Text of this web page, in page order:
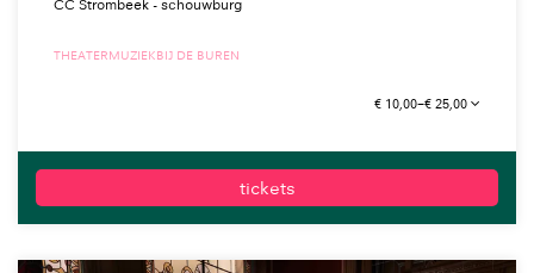
CC Strombeek - schouwburg
THEATERMUZIEKBIJ DE BUREN
€ 10,00–€ 25,00
tickets